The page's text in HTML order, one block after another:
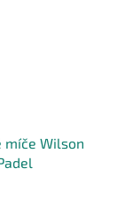
míče Wilson